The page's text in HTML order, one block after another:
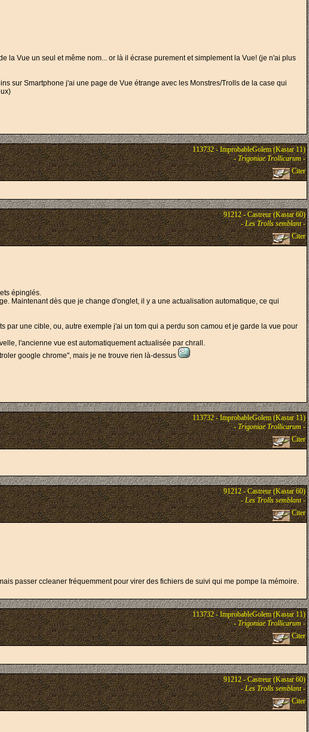
la Vue un seul et même nom... or là il écrase purement et simplement la Vue! (je n'ai plus
sur Smartphone j'ai une page de Vue étrange avec les Monstres/Trolls de la case qui
113732 - ImprobableGolem (Kastar 11)
-Trigoniae Trollicarum-
Citer
91212 - Castreur (Kastar 60)
-Les Trolls semblant-
Citer
épinglés.
Maintenant dès que je change d'onglet, il y a une actualisation automatique, ce qui
une cible, ou, autre exemple j'ai un tom qui a perdu son camou et je garde la vue pour
l'ancienne vue est automatiquement actualisée par chrall.
google chrome", mais je ne trouve rien là-dessus
113732 - ImprobableGolem (Kastar 11)
-Trigoniae Trollicarum-
Citer
91212 - Castreur (Kastar 60)
-Les Trolls semblant-
Citer
passer ccleaner fréquemment pour virer des fichiers de suivi qui me pompe la mémoire.
113732 - ImprobableGolem (Kastar 11)
-Trigoniae Trollicarum-
Citer
91212 - Castreur (Kastar 60)
-Les Trolls semblant-
Citer